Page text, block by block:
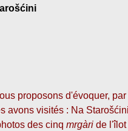
proposons d'évoquer,
avons visités : Na
des cinq mrgàri de l'îlot